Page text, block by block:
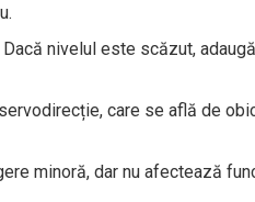
nivelul este scăzut,
care se află de
minoră, dar nu afectează